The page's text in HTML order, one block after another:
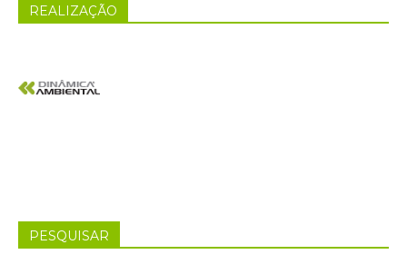
REALIZAÇÃO
PESQUISAR